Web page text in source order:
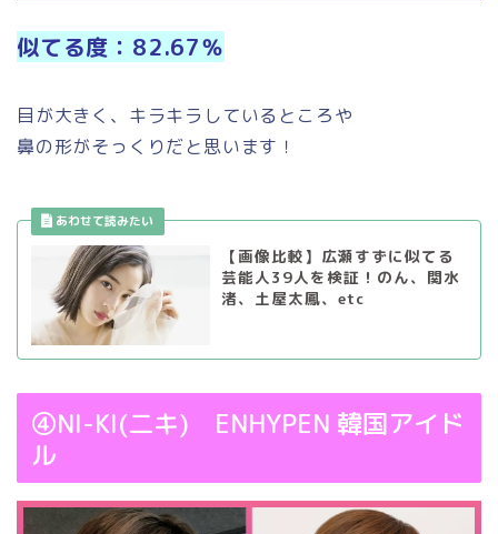
似てる度：82.67％
目が大きく、キラキラしているところや
鼻の形がそっくりだと思います！
【画像比較】広瀬すずに似てる
芸能人39人を検証！のん、関水
渚、土屋太鳳、etc
④NI-KI(二キ) ENHYPEN 韓国アイド
ル